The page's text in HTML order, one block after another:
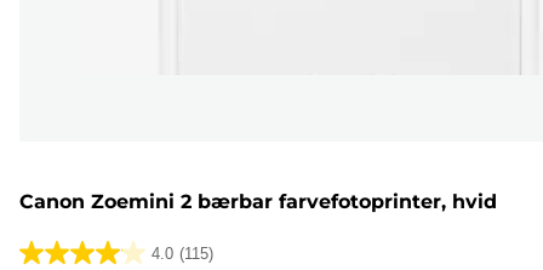
Canon Zoemini 2 bærbar farvefotoprinter, hvid
4.0 (115)